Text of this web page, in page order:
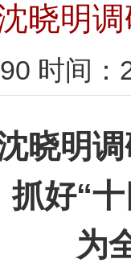
晓明
时间：
晓明
抓好“
为